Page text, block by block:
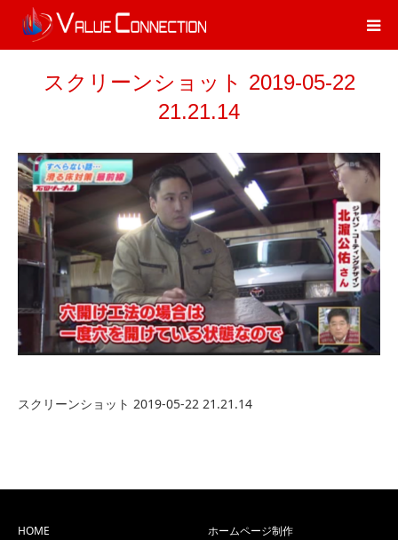
スクリーンショット 2019-05-22
21.21.14
スクリーンショット 2019-05-22 21.21.14
HOME
ホームページ制作